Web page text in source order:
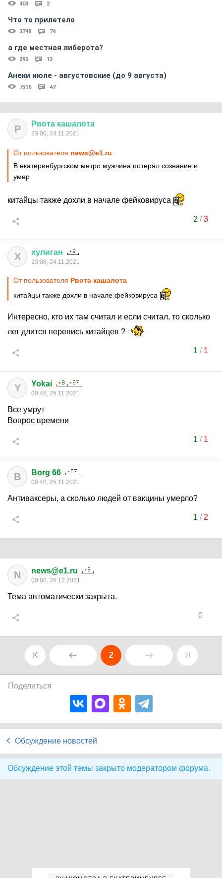
403 2
Что то прилетело
3748 74
а где местная либерота?
295 13
Анеки июле - августовские (до 9 августа)
7516 47
Р Рвота кашалота
23:00, 24.11.2021
От пользователя news@e1.ru
В екатеринбургском метро мужчина потерял сознание и
умер
китайцы также дохли в начале фейковируса
2 /3
Х хулиган
23:08, 24.11.2021
От пользователя Рвота кашалота
китайцы также дохли в начале фейковируса
Интересно, кто их там считал и если считал, то сколько
лет длится перепись китайцев ?
1 / 1
Y Yokai
00:46, 25.11.2021
Все умрут
Вопрос времени
1 / 1
B Borg 66
00:48, 25.11.2021
Антиваксеры, а сколько людей от вакцины умерло?
1 / 2
N news@e1.ru
00:08, 26.12.2021
Тема автоматически закрыта.
0
2
Поделиться
Обсуждение новостей
Обсуждение этой темы закрыто модератором форума.